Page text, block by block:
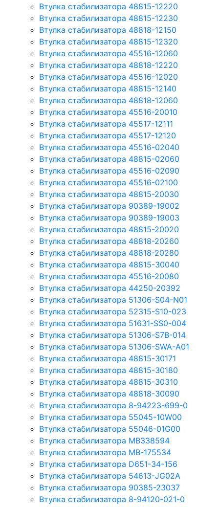
Втулка стабилизатора 48815-12220
Втулка стабилизатора 48815-12230
Втулка стабилизатора 48818-12150
Втулка стабилизатора 48815-12320
Втулка стабилизатора 45516-12060
Втулка стабилизатора 48818-12220
Втулка стабилизатора 45516-12020
Втулка стабилизатора 48815-12140
Втулка стабилизатора 48818-12060
Втулка стабилизатора 45516-20010
Втулка стабилизатора 45517-12111
Втулка стабилизатора 45517-12120
Втулка стабилизатора 45516-02040
Втулка стабилизатора 48815-02060
Втулка стабилизатора 45516-02090
Втулка стабилизатора 45516-02100
Втулка стабилизатора 48815-20030
Втулка стабилизатора 90389-19002
Втулка стабилизатора 90389-19003
Втулка стабилизатора 48815-20020
Втулка стабилизатора 48818-20260
Втулка стабилизатора 48818-20280
Втулка стабилизатора 48815-30040
Втулка стабилизатора 45516-20080
Втулка стабилизатора 44250-20392
Втулка стабилизатора 51306-S04-N01
Втулка стабилизатора 52315-S10-023
Втулка стабилизатора 51631-SS0-004
Втулка стабилизатора 51306-S7B-014
Втулка стабилизатора 51306-SWA-A01
Втулка стабилизатора 48815-30171
Втулка стабилизатора 48815-30180
Втулка стабилизатора 48815-30310
Втулка стабилизатора 48818-30090
Втулка стабилизатора 8-94223-699-0
Втулка стабилизатора 55045-10W00
Втулка стабилизатора 55046-01G00
Втулка стабилизатора MB338594
Втулка стабилизатора MB-175534
Втулка стабилизатора D651-34-156
Втулка стабилизатора 54613-JG02A
Втулка стабилизатора 90385-23037
Втулка стабилизатора 8-94120-021-0